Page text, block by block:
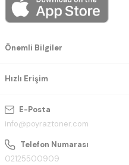
E-Posta
info@poyraztoner.com
Telefon Numarası
02125500909
Önemli Bilgiler
Hızlı Erişim